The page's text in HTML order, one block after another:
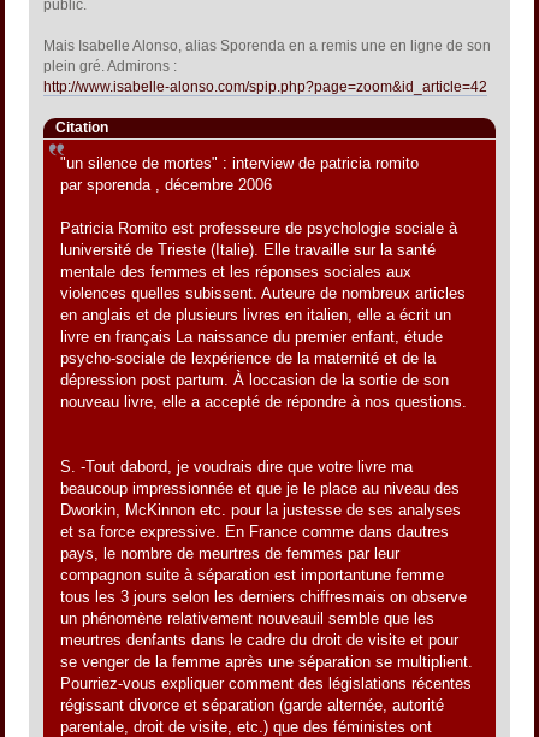
public.
Mais Isabelle Alonso, alias Sporenda en a remis une en ligne de son
plein gré. Admirons :
http://www.isabelle-alonso.com/spip.php?page=zoom&id_article=42
Citation
"un silence de mortes" : interview de patricia romito
par sporenda , décembre 2006
Patricia Romito est professeure de psychologie sociale à
luniversité de Trieste (Italie). Elle travaille sur la santé
mentale des femmes et les réponses sociales aux
violences quelles subissent. Auteure de nombreux articles
en anglais et de plusieurs livres en italien, elle a écrit un
livre en français La naissance du premier enfant, étude
psycho-sociale de lexpérience de la maternité et de la
dépression post partum. À loccasion de la sortie de son
nouveau livre, elle a accepté de répondre à nos questions.
S. -Tout dabord, je voudrais dire que votre livre ma
beaucoup impressionnée et que je le place au niveau des
Dworkin, McKinnon etc. pour la justesse de ses analyses
et sa force expressive. En France comme dans dautres
pays, le nombre de meurtres de femmes par leur
compagnon suite à séparation est importantune femme
tous les 3 jours selon les derniers chiffresmais on observe
un phénomène relativement nouveauil semble que les
meurtres denfants dans le cadre du droit de visite et pour
se venger de la femme après une séparation se multiplient.
Pourriez-vous expliquer comment des législations récentes
régissant divorce et séparation (garde alternée, autorité
parentale, droit de visite, etc.) que des féministes ont